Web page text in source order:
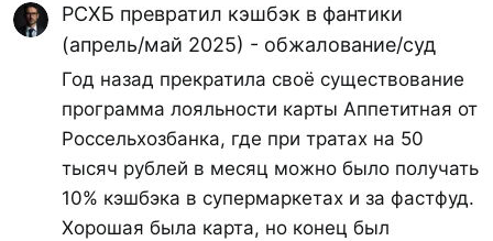
РСХБ превратил кэшбэк в фантики
(апрель/май 2025) - обжалование/суд
Год назад прекратила своё существование
программа лояльности карты Аппетитная от
Россельхозбанка, где при тратах на 50
тысяч рублей в месяц можно было получать
10% кэшбэка в супермаркетах и за фастфуд.
Хорошая была карта, но конец был